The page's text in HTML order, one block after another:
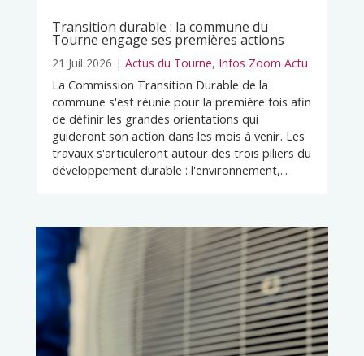
Transition durable : la commune du
Tourne engage ses premières actions
21 Juil 2026 | Actus du Tourne, Infos Zoom Actu
La Commission Transition Durable de la
commune s'est réunie pour la première fois afin
de définir les grandes orientations qui
guideront son action dans les mois à venir. Les
travaux s'articuleront autour des trois piliers du
développement durable : l'environnement,...